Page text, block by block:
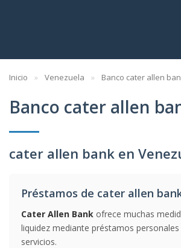
Inicio Venezuela Banco cater allen
Banco cater allen
cater allen bank en
Préstamos de cater allen
Cater Allen Bank ofrece muchas
liquidez mediante préstamos
servicios.